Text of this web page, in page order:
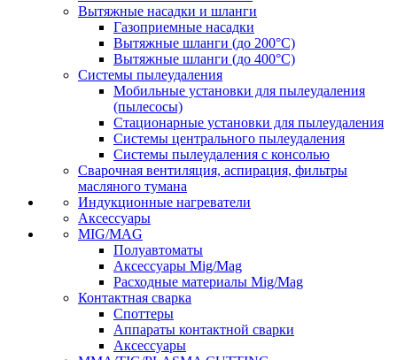
Вытяжные насадки и шланги
Газоприемные насадки
Вытяжные шланги (до 200°C)
Вытяжные шланги (до 400°C)
Системы пылеудаления
Мобильные установки для пылеудаления
(пылесосы)
Стационарные установки для пылеудаления
Системы центрального пылеудаления
Системы пылеудаления с консолью
Сварочная вентиляция, аспирация, фильтры
масляного тумана
Индукционные нагреватели
Аксессуары
MIG/MAG
Полуавтоматы
Аксессуары Mig/Mag
Расходные материалы Mig/Mag
Контактная сварка
Споттеры
Аппараты контактной сварки
Аксессуары